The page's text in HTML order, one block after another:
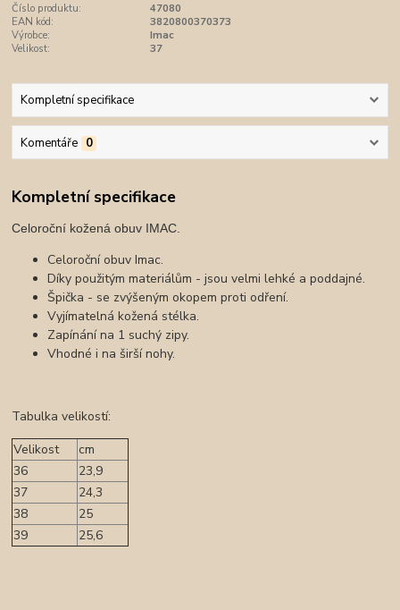
Číslo produktu:
47080
EAN kód:
3820800370373
Výrobce:
Imac
Velikost:
37
Kompletní specifikace
Komentáře 0
Kompletní specifikace
Celoroční kožená obuv IMAC.
Celoroční obuv Imac.
Díky použitým materiálům - jsou velmi lehké a poddajné.
Špička - se zvýšeným okopem proti odření.
Vyjímatelná kožená stélka.
Zapínání na 1 suchý zipy.
Vhodné i na širší nohy.
Tabulka velikostí:
Velikost
cm
36
23,9
37
24,3
38
25
39
25,6